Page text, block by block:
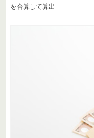
を合算して算出